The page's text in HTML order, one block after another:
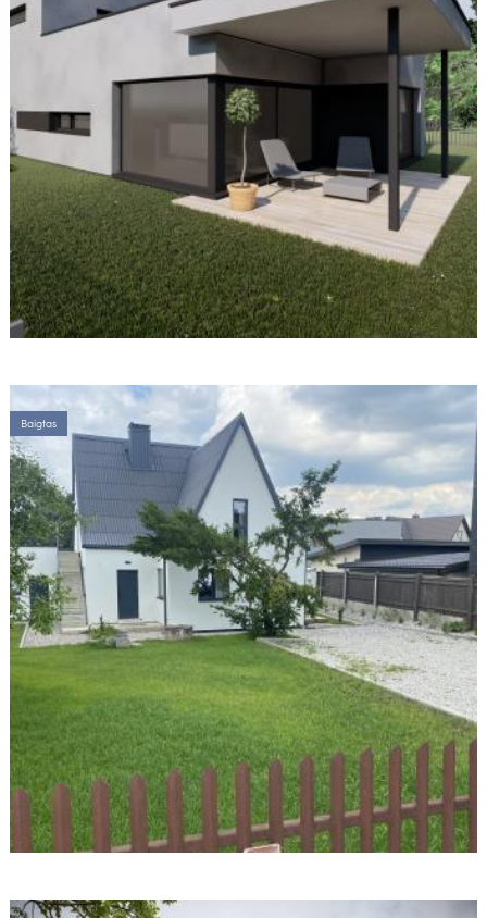
Baigtas